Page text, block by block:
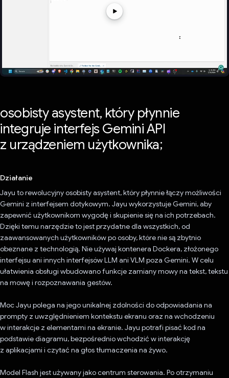
osobisty asystent, który płynnie
integruje interfejs Gemini API
z urządzeniem użytkownika;
Działanie
Jayu to rewolucyjny osobisty asystent, który płynnie łączy możliwości
Gemini z interfejsem dotykowym. Jayu wykorzystuje Gemini, aby
zapewnić użytkownikom wygodę i skupienie się na ich potrzebach.
Dzięki temu narzędzie to jest przydatne dla wszystkich, od
zaawansowanych użytkowników po osoby, które nie są zbytnio
obeznane z technologią. Nie używaj kontenera Dockera, złożonego
interfejsu ani innych interfejsów LLM ani VLM poza Gemini. W celu
ułatwienia obsługi wbudowano funkcje zamiany mowy na tekst, tekstu
na mowę i rozpoznawania gestów.
Moc Jayu polega na jego unikalnej zdolności do odpowiadania na
prompty z uwzględnieniem kontekstu ekranu oraz na wchodzeniu
w interakcje z elementami na ekranie. Jayu potrafi pisać kod na
podstawie diagramu, bezpośrednio wchodzić w interakcję
z aplikacjami i czytać na głos tłumaczenia na żywo.
Model Flash jest używany jako centrum sterowania. Po otrzymaniu